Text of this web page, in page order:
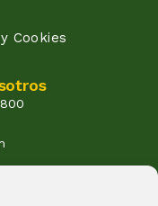
Cookies